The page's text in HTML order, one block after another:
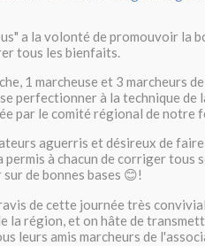
a la volonté de promouvoir la
tous les bienfaits.
1 marcheuse et 3 marcheurs
perfectionner à la technique de
par le comité régional de notre
aguerris et désireux de
à chacun de corriger tous
de bonnes bases 😊!
de cette journée très
la région, et on hâte de
leurs amis marcheurs de